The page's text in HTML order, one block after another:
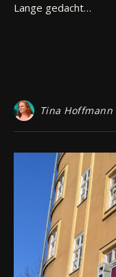
Lange gedacht…
Tina Hoffmann